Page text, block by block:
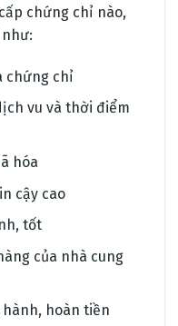
chứng chỉ nào,
chứng chỉ
vu và thời điểm
hóa
cậy cao
tốt
của nhà cung
hoàn tiền